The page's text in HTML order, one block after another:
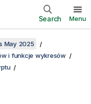
Search Menu
May 2025
i funkcje wykresów